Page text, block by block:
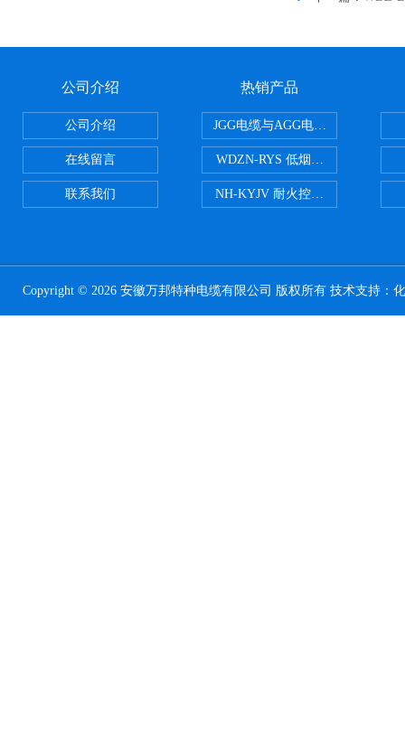
公司介绍
公司介绍
在线留言
联系我们
热销产品
JGG电缆与AGG电缆有什么区别
WDZN-RYS 低烟无卤耐火双绞线
NH-KYJV 耐火控制电缆
Copyright © 2026 安徽万邦特种电缆有限公司 版权所有 技术支持：